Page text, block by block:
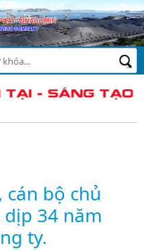
bộ chủ
34 năm
ty.